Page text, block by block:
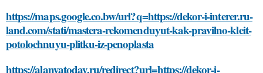
https://maps.google.co.bw/url?q=https://dekor-i-interer.ru-
land.com/stati/mastera-rekomenduyut-kak-pravilno-kleit-
potolochnuyu-plitku-iz-penoplasta
https://alanyatoday.ru/redirect?url=https://dekor-i-